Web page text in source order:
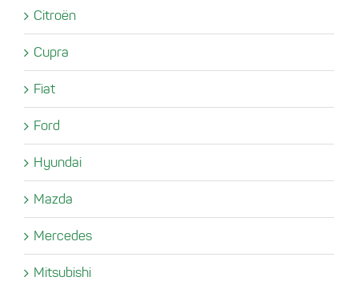
Citroën
Cupra
Fiat
Ford
Hyundai
Mazda
Mercedes
Mitsubishi